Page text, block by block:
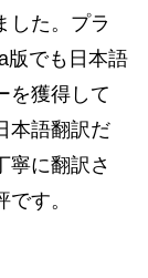
した。プラ
版でも日本語
を獲得して
本語翻訳だ
寧に翻訳さ
す。